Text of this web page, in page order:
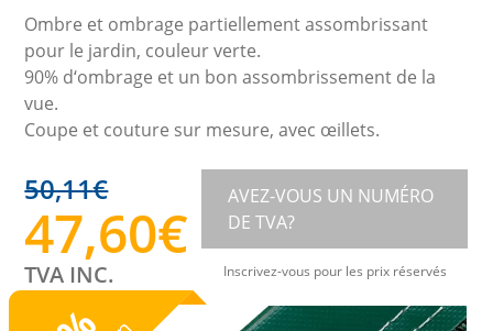
Ombre et ombrage partiellement assombrissant
pour le jardin, couleur verte.
90% d‘ombrage et un bon assombrissement de la
vue.
Coupe et couture sur mesure, avec œillets.
50,11€
47,60€
TVA INC.
AVEZ-VOUS UN NUMÉRO
DE TVA?
Inscrivez-vous pour les prix réservés